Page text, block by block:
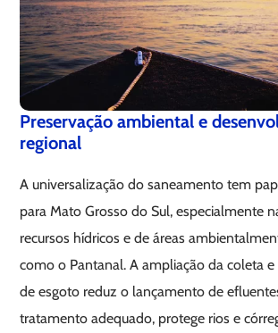
Preservação ambiental e
regional
A universalização do saneamento tem
para Mato Grosso do Sul, especialmente
recursos hídricos e de áreas
como o Pantanal. A ampliação da coleta
de esgoto reduz o lançamento de
tratamento adequado, protege rios e